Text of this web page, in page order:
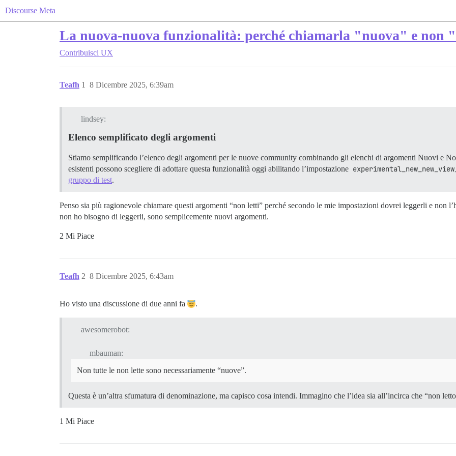
Discourse Meta
La nuova-nuova funzionalità: perché chiamarla "nuova" e non
Contribuisci UX
Teafh 8 Dicembre 2025, 6:39am
1
lindsey:
Elenco semplificato degli argomenti
Stiamo semplificando l’elenco degli argomenti per le nuove community combinando gli elenchi di argomenti Nuovi e
esistenti possono scegliere di adottare questa funzionalità oggi abilitando l’impostazione
gruppo di test.
Penso sia più ragionevole chiamare questi argomenti “non letti” perché secondo le mie impostazioni dovrei leggerli e non
non ho bisogno di leggerli, sono semplicemente nuovi argomenti.
2 Mi Piace
Teafh 8 Dicembre 2025, 6:43am
2
Ho visto una discussione di due anni fa .
awesomerobot:
mbauman:
Non tutte le non lette sono necessariamente “nuove”.
Questa è un’altra sfumatura di denominazione, ma capisco cosa intendi. Immagino che l’idea sia all’incirca che “non
1 Mi Piace